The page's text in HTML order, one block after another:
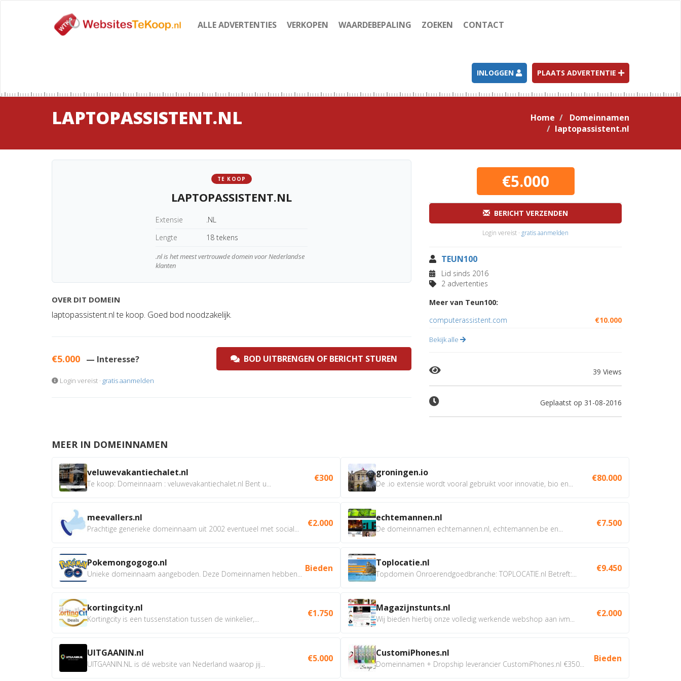
ALLE ADVERTENTIES VERKOPEN WAARDEBEPALING ZOEKEN CONTACT
INLOGGEN PLAATS ADVERTENTIE
LAPTOPASSISTENT.NL Home
Domeinnamen
laptopassistent.nl
TE KOOP
LAPTOPASSISTENT.NL
Extensie
.NL
Lengte
18 tekens
.nl is het meest vertrouwde domein voor Nederlandse
klanten
OVER DIT DOMEIN
laptopassistent.nl te koop. Goed bod noodzakelijk.
€5.000 — Interesse? BOD UITBRENGEN OF BERICHT STUREN
Login vereist · gratis aanmelden
€5.000
BERICHT VERZENDEN
Login vereist · gratis aanmelden
TEUN100
Lid sinds 2016
2 advertenties
Meer van Teun100:
computerassistent.com
€10.000
Bekijk alle
39 Views
Geplaatst op 31-08-2016
MEER IN DOMEINNAMEN
veluwevakantiechalet.nl
Te koop: Domeinnaam : veluwevakantiechalet.nl Bent u...
€300
meevallers.nl
Prachtige generieke domeinnaam uit 2002 eventueel met social...
€2.000
Pokemongogogo.nl
Unieke domeinnaam aangeboden. Deze Domeinnamen hebben...
Bieden
kortingcity.nl
Kortingcity is een tussenstation tussen de winkelier,...
€1.750
UITGAANIN.nl
UITGAANIN.NL is dé website van Nederland waarop jij...
€5.000
groningen.io
De .io extensie wordt vooral gebruikt voor innovatie, bio en...
€80.000
echtemannen.nl
De domeinnamen echtemannen.nl, echtemannen.be en...
€7.500
Toplocatie.nl
Topdomein Onroerendgoedbranche: TOPLOCATIE.nl Betreft:...
€9.450
Magazijnstunts.nl
Wij bieden hierbij onze volledig werkende webshop aan ivm...
€2.000
CustomiPhones.nl
Domeinnamen + Dropship leverancier CustomiPhones.nl €350...
Bieden